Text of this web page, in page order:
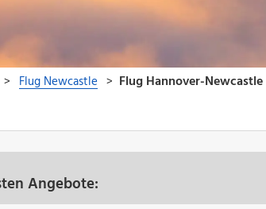
Angebote: